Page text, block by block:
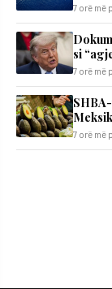
7 orë më
si
7 orë më
7 orë më